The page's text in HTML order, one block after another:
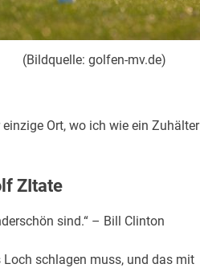
(Bildquelle: golfen-mv.de)
Ort, wo ich wie ein Zuhälter
ZItate
sind.“ – Bill Clinton
Loch schlagen muss, und das mit